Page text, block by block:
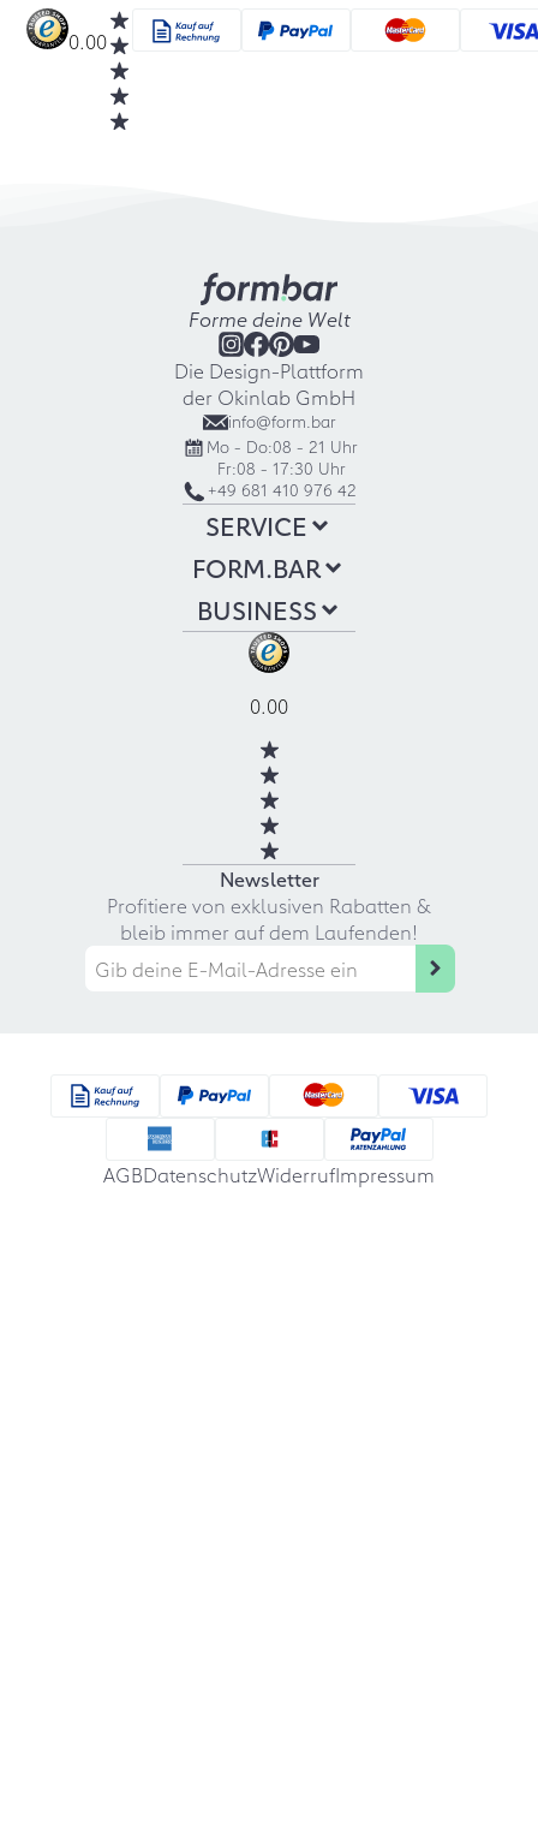
0.00
Forme deine Welt
Die Design-Plattform
der Okinlab GmbH
info@form.bar
Mo - Do:08 - 21 Uhr
Fr:08 - 17:30 Uhr
+49 681 410 976 42
SERVICE
FORM.BAR
BUSINESS
0.00
Newsletter
Profitiere von exklusiven Rabatten &
bleib immer auf dem Laufenden!
AGBDatenschutzWiderrufImpressum